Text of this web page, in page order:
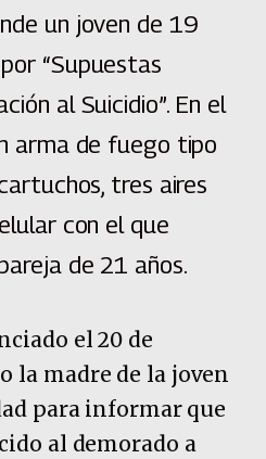
un joven de 19
“Supuestas
al Suicidio”. En el
arma de fuego tipo
tres aires
con el que
de 21 años.
el 20 de
la madre de la joven
para informar que
al demorado a